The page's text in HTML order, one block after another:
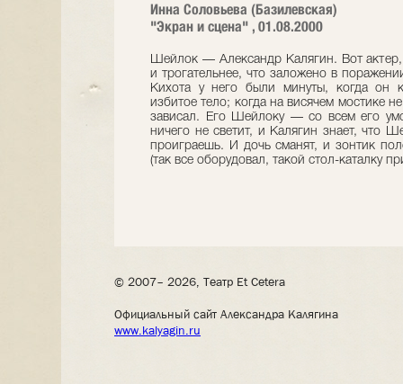
Инна Соловьева (Базилевская)
"Экран и сцена" , 01.08.2000
Шейлок — Александр Калягин. Вот актер,
и трогательнее, что заложено в
Кихота у него были минуты, когда он
избитое тело; когда на висячем мостике
зависал. Его Шейлоку — со всем его
ничего не светит, и Калягин знает, что
проиграешь. И дочь сманят, и зонтик
(так все оборудовал, такой стол-каталку
© 2007– 2026, Театр Et Cetera
Официальный сайт Александра Калягина
www.kalyagin.ru